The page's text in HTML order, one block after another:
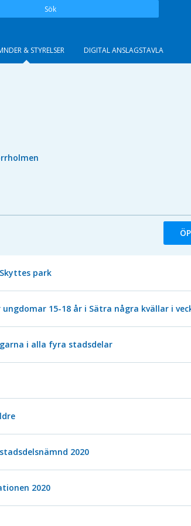
Sök
& STYRELSER DIGITAL ANSLAGSTAVLA
park
15-18 år i Sätra några kvällar i
i alla fyra stadsdelar
2020
2020